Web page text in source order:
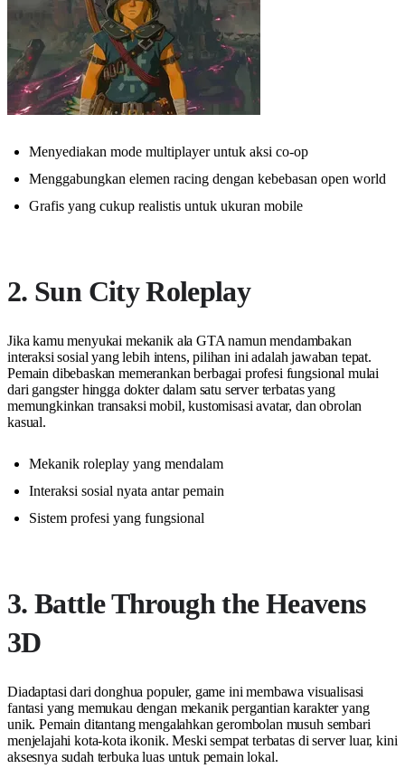
Menyediakan mode multiplayer untuk aksi co-op
Menggabungkan elemen racing dengan kebebasan open world
Grafis yang cukup realistis untuk ukuran mobile
2. Sun City Roleplay
Jika kamu menyukai mekanik ala GTA namun mendambakan
interaksi sosial yang lebih intens, pilihan ini adalah jawaban tepat.
Pemain dibebaskan memerankan berbagai profesi fungsional mulai
dari gangster hingga dokter dalam satu server terbatas yang
memungkinkan transaksi mobil, kustomisasi avatar, dan obrolan
kasual.
Mekanik roleplay yang mendalam
Interaksi sosial nyata antar pemain
Sistem profesi yang fungsional
3. Battle Through the Heavens
3D
Diadaptasi dari donghua populer, game ini membawa visualisasi
fantasi yang memukau dengan mekanik pergantian karakter yang
unik. Pemain ditantang mengalahkan gerombolan musuh sembari
menjelajahi kota-kota ikonik. Meski sempat terbatas di server luar, kini
aksesnya sudah terbuka luas untuk pemain lokal.